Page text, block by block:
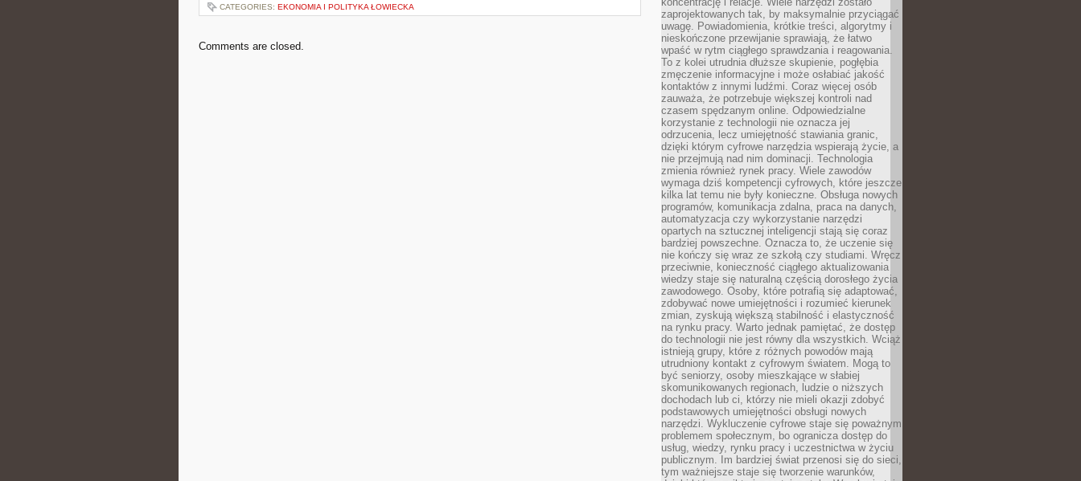
CATEGORIES: EKONOMIA I POLITYKA ŁOWIECKA
Comments are closed.
zaprojektowanych tak, by maksymalnie przyciągać
uwagę. Powiadomienia, krótkie treści, algorytmy i
nieskończone przewijanie sprawiają, że łatwo
wpaść w rytm ciągłego sprawdzania i reagowania.
To z kolei utrudnia dłuższe skupienie, pogłębia
zmęczenie informacyjne i może osłabiać jakość
kontaktów z innymi ludźmi. Coraz więcej osób
zauważa, że potrzebuje większej kontroli nad
czasem spędzanym online. Odpowiedzialne
korzystanie z technologii nie oznacza jej
odrzucenia, lecz umiejętność stawiania granic,
dzięki którym cyfrowe narzędzia wspierają życie, a
nie przejmują nad nim dominacji. Technologia
zmienia również rynek pracy. Wiele zawodów
wymaga dziś kompetencji cyfrowych, które jeszcze
kilka lat temu nie były konieczne. Obsługa nowych
programów, komunikacja zdalna, praca na danych,
automatyzacja czy wykorzystanie narzędzi
opartych na sztucznej inteligencji stają się coraz
bardziej powszechne. Oznacza to, że uczenie się
nie kończy się wraz ze szkołą czy studiami. Wręcz
przeciwnie, konieczność ciągłego aktualizowania
wiedzy staje się naturalną częścią dorosłego życia
zawodowego. Osoby, które potrafią się adaptować,
zdobywać nowe umiejętności i rozumieć kierunek
zmian, zyskują większą stabilność i elastyczność
na rynku pracy. Warto jednak pamiętać, że dostęp
do technologii nie jest równy dla wszystkich. Wciąż
istnieją grupy, które z różnych powodów mają
utrudniony kontakt z cyfrowym światem. Mogą to
być seniorzy, osoby mieszkające w słabiej
skomunikowanych regionach, ludzie o niższych
dochodach lub ci, którzy nie mieli okazji zdobyć
podstawowych umiejętności obsługi nowych
narzędzi. Wykluczenie cyfrowe staje się poważnym
problemem społecznym, bo ogranicza dostęp do
usług, wiedzy, rynku pracy i uczestnictwa w życiu
publicznym. Im bardziej świat przenosi się do sieci,
tym ważniejsze staje się tworzenie warunków,